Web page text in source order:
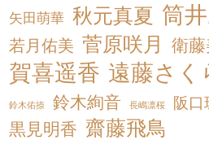
矢田萌華 秋元真夏 筒
若月佑美 菅原咲月 衛
賀喜遥香 遠藤さく
鈴木佑捺 鈴木絢音 長嶋凛桜 阪口
黒見明香 齋藤飛鳥